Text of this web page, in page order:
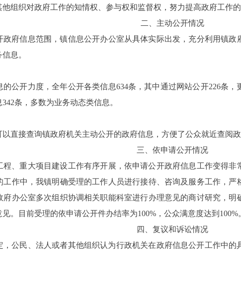
组织对政府工作的知情权、参与权和监督权，努力提高政府工作的
二、主动公开情况
府信息范围，镇信息公开办公室从具体实际出发，充分利用镇政
息。
公开力度，全年公开各类信息634条，其中通过网站公开226条，
342条，多数为业务动态类信息。
直接查询镇政府机关主动公开的政府信息，方便了公众就近查阅政
三、依申请公开情况
、重大项目建设工作有序开展，依申请公开政府信息工作变得非
作中，我镇明确受理的工作人员进行接待、咨询及服务工作，
办公室多次组织协调相关职能科室进行办理意见的商讨研究，
。目前受理的依申请公开件办结率为100% ，公众满意度达到 100%
四、复议和诉讼情况
，公民、法人或者其他组织认为行政机关在政府信息公开工作中